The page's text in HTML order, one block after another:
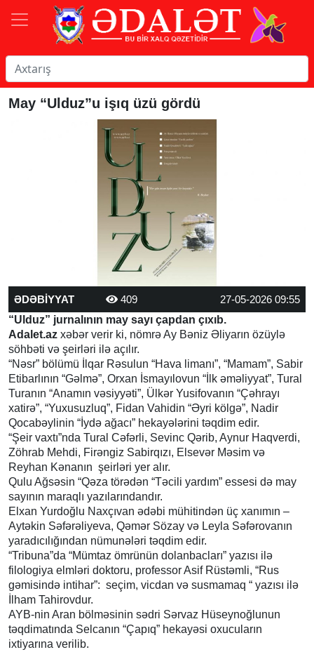
May “Ulduz”u işıq üzü gördü
ƏDƏBİYYAT 409
27-05-2026 09:55
“Ulduz” jurnalının may sayı çapdan çıxıb.
Adalet.az xəbər verir ki, nömrə Ay Bəniz Əliyarın özüylə
söhbəti və şeirləri ilə açılır.
“Nəsr” bölümü İlqar Rəsulun “Hava limanı”, “Mamam”, Sabir
Etibarlının “Gəlmə”, Orxan İsmayılovun “İlk əməliyyat”, Tural
Turanın “Anamın vəsiyyəti”, Ülkər Yusifovanın “Çəhrayı
xatirə”, “Yuxusuzluq”, Fidan Vahidin “Əyri kölgə”, Nadir
Qocabəylinin “İydə ağacı” hekayələrini təqdim edir.
“Şeir vaxtı”nda Tural Cəfərli, Sevinc Qərib, Aynur Haqverdi,
Zöhrab Mehdi, Firəngiz Sabirqızı, Elsevər Məsim və
Reyhan Kənanın şeirləri yer alır.
Qulu Ağsəsin “Qəza törədən “Təcili yardım” essesi də may
sayının maraqlı yazılarındandır.
Elxan Yurdoğlu Naxçıvan ədəbi mühitindən üç xanımın –
Aytəkin Səfərəliyeva, Qəmər Sözay və Leyla Səfərovanın
yaradıcılığından nümunələri təqdim edir.
“Tribuna”da “Mümtaz ömrünün dolanbacları” yazısı ilə
filologiya elmləri doktoru, professor Asif Rüstəmli, “Rus
gəmisində intihar”: seçim, vicdan və susmamaq “ yazısı ilə
İlham Tahirovdur.
AYB-nin Aran bölməsinin sədri Sərvaz Hüseynoğlunun
təqdimatında Selcanın “Çapıq” hekayəsi oxucuların
ixtiyarına verilib.